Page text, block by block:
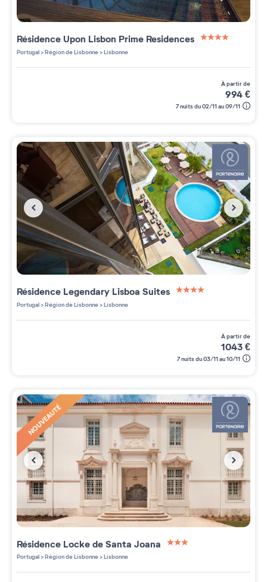
Résidence Upon Lisbon Prime Residences
Portugal>Région de Lisbonne>Lisbonne
à partir de
994€
7 nuits du 02/11 au 09/11
Résidence Legendary Lisboa Suites
Portugal>Région de Lisbonne>Lisbonne
à partir de
1043€
7 nuits du 03/11 au 10/11
NOUVEAUTÉ
Résidence Locke de Santa Joana
Portugal>Région de Lisbonne>Lisbonne